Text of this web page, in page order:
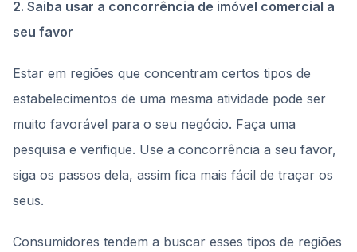
2. Saiba usar a concorrência de imóvel comercial a
seu favor
Estar em regiões que concentram certos tipos de
estabelecimentos de uma mesma atividade pode ser
muito favorável para o seu negócio. Faça uma
pesquisa e verifique. Use a concorrência a seu favor,
siga os passos dela, assim fica mais fácil de traçar os
seus.
Consumidores tendem a buscar esses tipos de regiões